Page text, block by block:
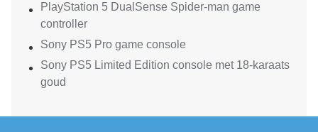
PlayStation 5 DualSense Spider-man game
controller
Sony PS5 Pro game console
Sony PS5 Limited Edition console met 18-karaats
goud